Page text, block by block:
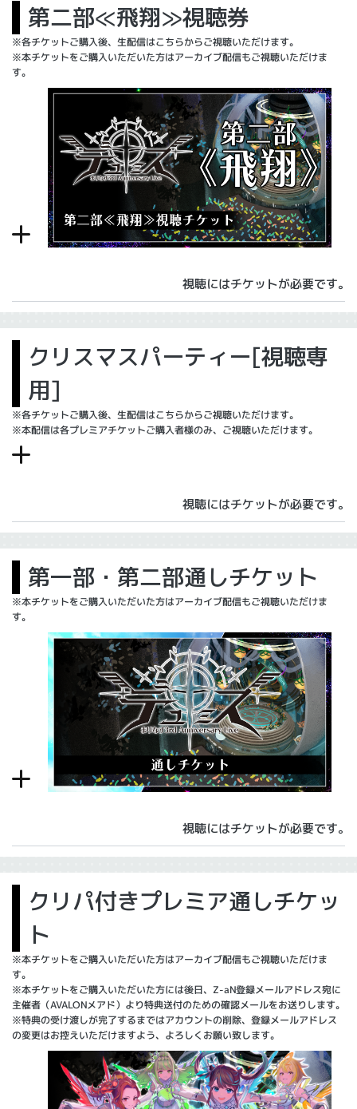
第二部≪飛翔≫視聴券
※各チケットご購入後、生配信はこちらからご視聴いただけます。
※本チケットをご購入いただいた方はアーカイブ配信もご視聴いただけま
す。
視聴にはチケットが必要です。
クリスマスパーティー[視聴専
用]
※各チケットご購入後、生配信はこちらからご視聴いただけます。
※本配信は各プレミアチケットご購入者様のみ、ご視聴いただけます。
視聴にはチケットが必要です。
第一部・第二部通しチケット
※本チケットをご購入いただいた方はアーカイブ配信もご視聴いただけま
す。
視聴にはチケットが必要です。
クリパ付きプレミア通しチケッ
ト
※本チケットをご購入いただいた方はアーカイブ配信もご視聴いただけま
す。
※本チケットをご購入いただいた方には後日、Z-aN登録メールアドレス宛に
主催者（AVALONメアド）より特典送付のための確認メールをお送りします。
※特典の受け渡しが完了するまではアカウントの削除、登録メールアドレス
の変更はお控えいただけますよう、よろしくお願い致します。